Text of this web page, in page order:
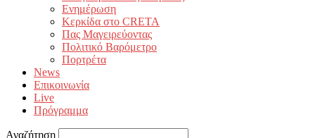
Ενημέρωση
Κερκίδα στο CRETA
Πας Μαγειρεύοντας
Πολιτικό Βαρόμετρο
Πορτρέτα
News
Επικοινωνία
Live
Πρόγραμμα
Αναζήτηση